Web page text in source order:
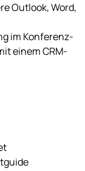
Outlook, Word,
im Konferenz-
einem CRM-